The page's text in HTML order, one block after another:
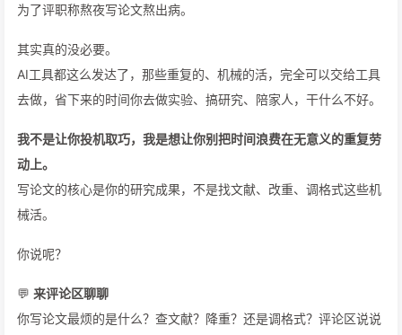
为了评职称熬夜写论文熬出病。
其实真的没必要。
AI工具都这么发达了，那些重复的、机械的活，完全可以交给工具
去做，省下来的时间你去做实验、搞研究、陪家人，干什么不好。
我不是让你投机取巧，我是想让你别把时间浪费在无意义的重复劳
动上。
写论文的核心是你的研究成果，不是找文献、改重、调格式这些机
械活。
你说呢？
💬 来评论区聊聊
你写论文最烦的是什么？查文献？降重？还是调格式？评论区说说